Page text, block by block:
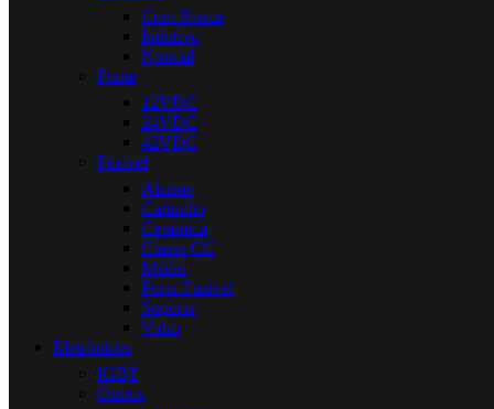
Com Rosca
Indutivo
Normal
Fonte
12VDC
24VDC
42VDC
Fusível
Alarme
Cartucho
Cerâmica
Classe CC
Médio
Porta Fusível
Suporte
Vidro
Eletrônicos
IGBT
Outros